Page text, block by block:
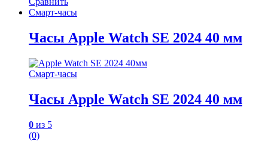
Смарт-часы
Часы Apple Watch SE 2024 40 мм
Смарт-часы
Часы Apple Watch SE 2024 40 мм
0 из 5
(0)